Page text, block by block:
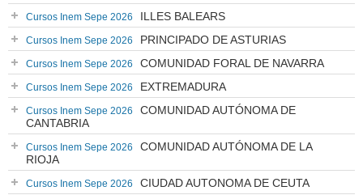
Cursos Inem Sepe 2026 ILLES BALEARS
Cursos Inem Sepe 2026 PRINCIPADO DE ASTURIAS
Cursos Inem Sepe 2026 COMUNIDAD FORAL DE NAVARRA
Cursos Inem Sepe 2026 EXTREMADURA
Cursos Inem Sepe 2026
COMUNIDAD AUTÓNOMA DE
CANTABRIA
Cursos Inem Sepe 2026
COMUNIDAD AUTÓNOMA DE LA
RIOJA
Cursos Inem Sepe 2026 CIUDAD AUTONOMA DE CEUTA